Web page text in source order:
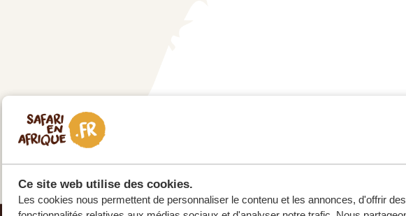
Ce site web utilise des cookies.
Les cookies nous permettent de personnaliser le contenu et les annonces, d'offrir des